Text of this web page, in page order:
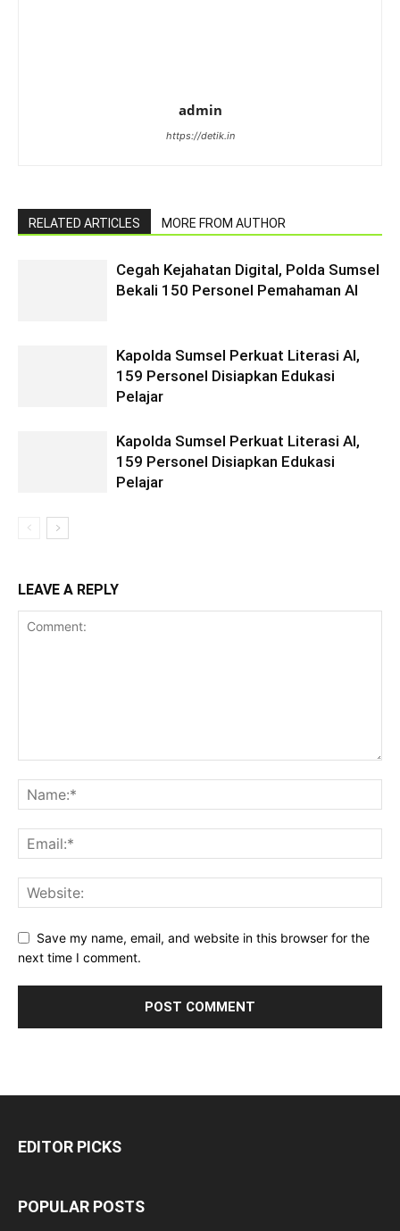
admin
https://detik.in
RELATED ARTICLES MORE FROM AUTHOR
Cegah Kejahatan Digital, Polda Sumsel
Bekali 150 Personel Pemahaman AI
Kapolda Sumsel Perkuat Literasi AI,
159 Personel Disiapkan Edukasi
Pelajar
Kapolda Sumsel Perkuat Literasi AI,
159 Personel Disiapkan Edukasi
Pelajar
LEAVE A REPLY
Save my name, email, and website in this browser for the
next time I comment.
EDITOR PICKS
POPULAR POSTS